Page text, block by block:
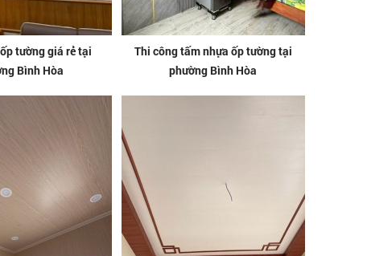
tường giá rẻ tại
Bình Hòa
Thi công tấm nhựa ốp tường tại
phường Bình Hòa